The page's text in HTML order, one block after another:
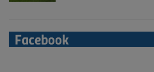
Facebook